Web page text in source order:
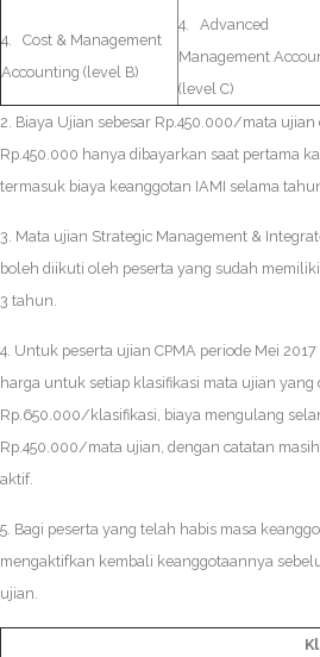
4. Cost & Management
Accounting (level B)
4. Advanced
Management
(level C)
2. Biaya Ujian sebesar Rp.450.000/mata
Rp.450.000 hanya dibayarkan saat pertama
termasuk biaya keanggotan IAMI selama
3. Mata ujian Strategic Management &
boleh diikuti oleh peserta yang sudah
3 tahun.
4. Untuk peserta ujian CPMA periode Mei
harga untuk setiap klasifikasi mata ujian
Rp.650.000/klasifikasi, biaya mengulang
Rp.450.000/mata ujian, dengan catatan
aktif.
5. Bagi peserta yang telah habis masa
mengaktifkan kembali keanggotaannya
ujian.
Klasifikasi Mata